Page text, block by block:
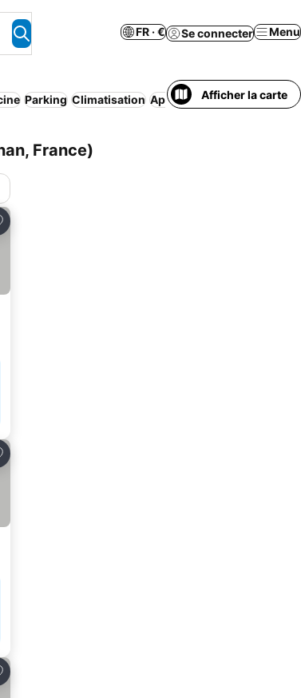
FR · € Se connecter Menu
Parking Climatisation Appart’hôtel Plage
Afficher la carte
France)
à mes favoris
à mes favoris
à mes favoris